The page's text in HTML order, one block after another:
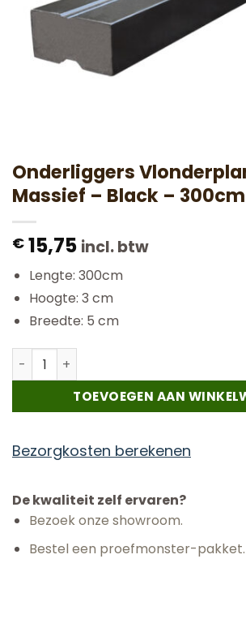
Onderliggers
Massief – Black – 300cm
€ 15,75 incl. btw
Lengte: 300cm
Hoogte: 3 cm
Breedte: 5 cm
Onderliggers Vlonderplanken -
TOEVOEGEN AAN
Bezorgkosten berekenen
De kwaliteit zelf ervaren?
Bezoek onze showroom.
Bestel een proefmonster-pakket.